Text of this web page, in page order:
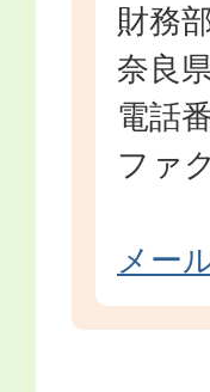
財務
奈良
電話
ファ
メー